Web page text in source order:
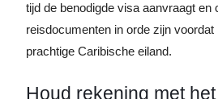
tijd de benodigde visa aanvraagt en
reisdocumenten in orde zijn
prachtige Caribische eiland.
Houd rekening met